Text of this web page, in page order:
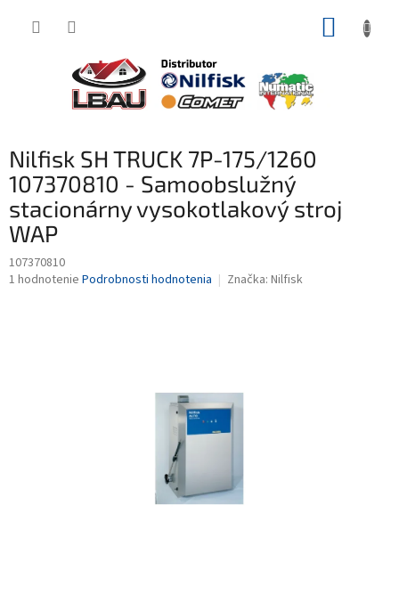
Nilfisk SH TRUCK 7P-175/1260
107370810 - Samoobslužný
stacionárny vysokotlakový stroj
WAP
107370810
Priemerné
1 hodnotenie Podrobnosti hodnotenia Značka: Nilfisk